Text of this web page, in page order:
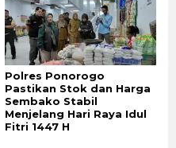
Polres Ponorogo
Pastikan Stok dan Harga
Sembako Stabil
Menjelang Hari Raya Idul
Fitri 1447 H